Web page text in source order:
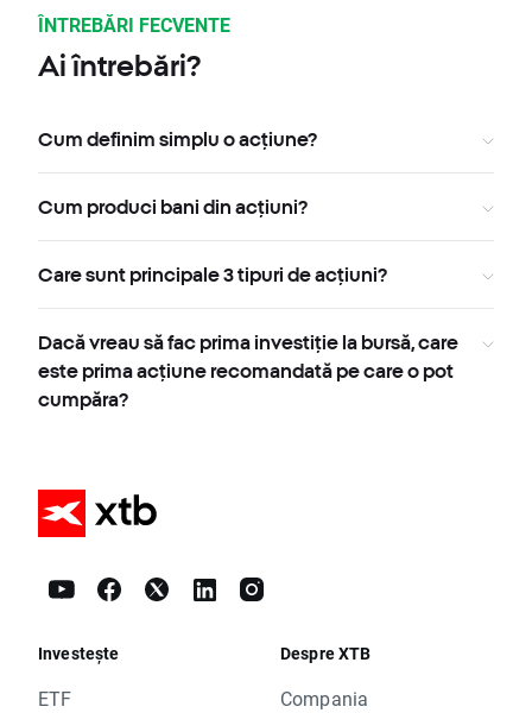
ÎNTREBĂRI FECVENTE
Ai întrebări?
Cum definim simplu o acțiune?
Cum produci bani din acțiuni?
Care sunt principale 3 tipuri de acțiuni?
Dacă vreau să fac prima investiție la bursă, care
este prima acțiune recomandată pe care o pot
cumpăra?
Investește
ETF
Despre XTB
Compania